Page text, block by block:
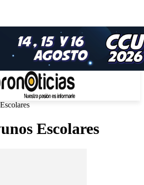
Escolares